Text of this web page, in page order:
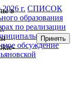
г. СПИСОК
образования
по реализации
обсуждение
в
Принять